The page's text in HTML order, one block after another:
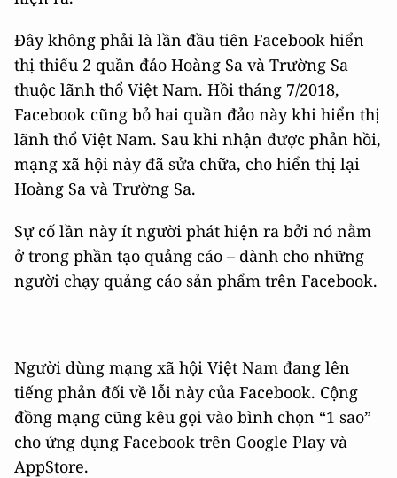
Đây không phải là lần đầu tiên Facebook hiển
thị thiếu 2 quần đảo Hoàng Sa và Trường Sa
thuộc lãnh thổ Việt Nam. Hồi tháng 7/2018,
Facebook cũng bỏ hai quần đảo này khi hiển thị
lãnh thổ Việt Nam. Sau khi nhận được phản hồi,
mạng xã hội này đã sửa chữa, cho hiển thị lại
Hoàng Sa và Trường Sa.
Sự cố lần này ít người phát hiện ra bởi nó nằm
ở trong phần tạo quảng cáo – dành cho những
người chạy quảng cáo sản phẩm trên Facebook.
Người dùng mạng xã hội Việt Nam đang lên
tiếng phản đối về lỗi này của Facebook. Cộng
đồng mạng cũng kêu gọi vào bình chọn “1 sao”
cho ứng dụng Facebook trên Google Play và
AppStore.